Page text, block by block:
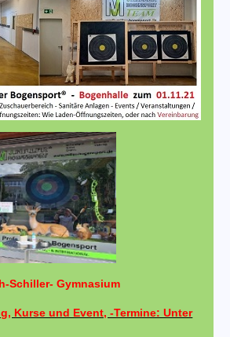
Schiller- Gymnasium
Kurse und Event, -Termine: Unter